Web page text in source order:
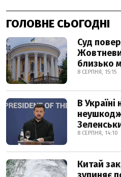
ГОЛОВНЕ СЬОГОДНІ
Суд
близько
8 СЕРПНЯ, 15:15
В
8 СЕРПНЯ, 14:10
Китай